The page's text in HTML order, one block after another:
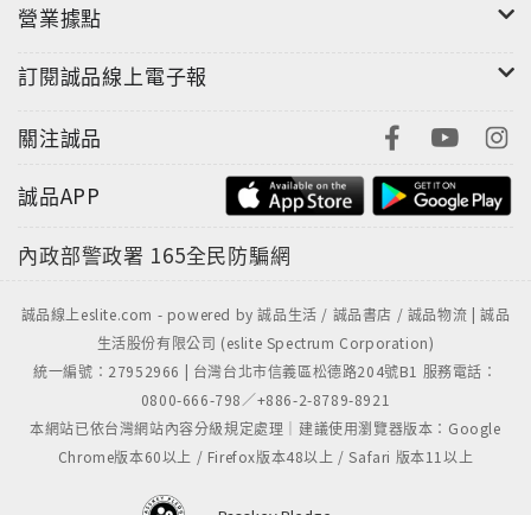
──受困於難解的三角習題？
●婆媳：夾心餅乾的「先生」是化解的關鍵，不再作母親
的情緒配偶，讓父親重新「歸位」，理解與溝通，解開
上一代的心結，才能好好經營自己的家庭。
●小三：讓伴侶專注癡迷的，無論人事物皆是關係中的第
三者。小三的存在實則是伴侶以自我保護的形式，將情
感投注到另一個人事物上以尋求喘息，避免回到親密關
係被指責，或再度感到失望、無力……
──身旁的人都好像只是想利用你？
沒有「自我」的人無法拒絕他人要求，不僅為別人而
活，還會反過來懷疑是不是自己給得不夠？無論朋友相
處或職場往來，都需要定下界限，守護自身原則與底
限。
營業據點
訂閱誠品線上電子報
關注誠品
誠品APP
內政部警政署 165全民防騙網
誠品線上eslite.com - powered by 誠品生活 / 誠品書店 / 誠品物流 | 誠品
生活股份有限公司 (eslite Spectrum Corporation)
統一編號：27952966 | 台灣台北市信義區松德路204號B1 服務電話：
0800-666-798／+886-2-8789-8921
本網站已依台灣網站內容分級規定處理｜建議使用瀏覽器版本：Google
Chrome版本60以上 / Firefox版本48以上 / Safari 版本11以上